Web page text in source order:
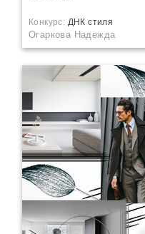
Конкурс: ДНК стиля
Огаркова Надежда